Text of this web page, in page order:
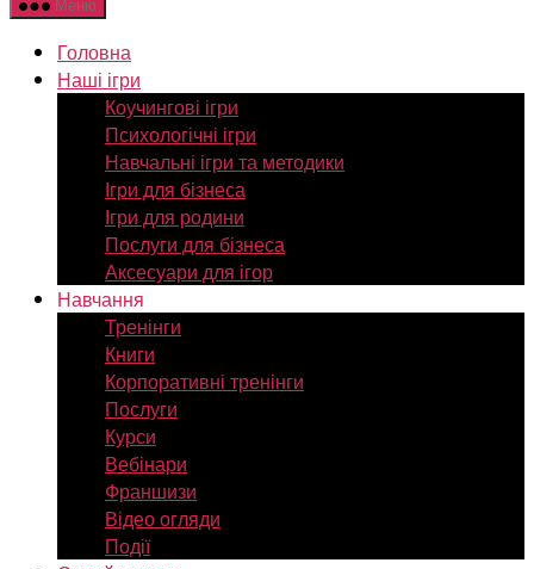
Меню
Головна
Наші ігри
Коучингові ігри
Психологічні ігри
Навчальні ігри та методики
Ігри для бізнеса
Ігри для родини
Послуги для бізнеса
Аксесуари для ігор
Навчання
Тренінги
Книги
Корпоративні тренінги
Послуги
Курси
Вебінари
Франшизи
Відео огляди
Події